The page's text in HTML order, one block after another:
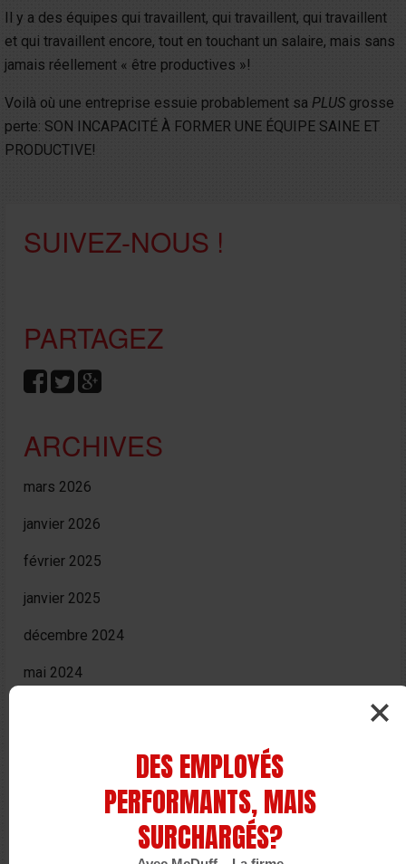
Il y a des équipes qui travaillent, qui travaillent, qui travaillent
et qui travaillent encore, tout en touchant un salaire, mais sans
jamais réellement « être productives »!
Voilà où une entreprise essuie probablement sa PLUS grosse
perte: SON INCAPACITÉ À FORMER UNE ÉQUIPE SAINE ET
PRODUCTIVE!
SUIVEZ-NOUS !
PARTAGEZ
ARCHIVES
mars 2026
janvier 2026
février 2025
janvier 2025
décembre 2024
mai 2024
DES EMPLOYÉS
PERFORMANTS, MAIS
SURCHARGÉS?